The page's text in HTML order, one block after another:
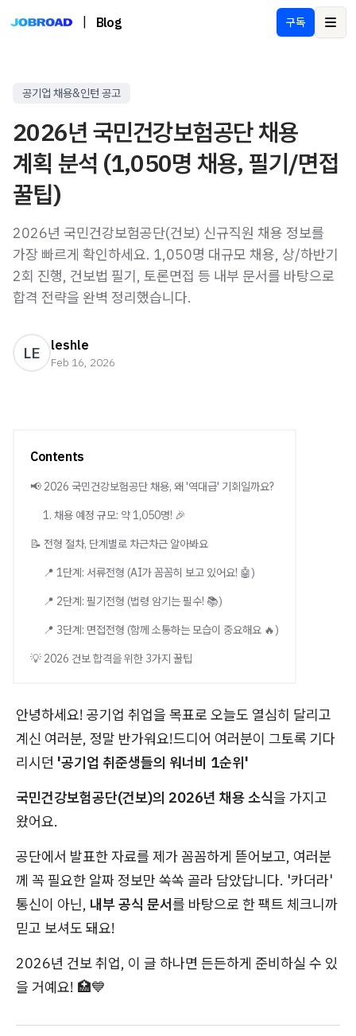
Blog 구독
공기업 채용&인턴 공고
2026년 국민건강보험공단 채용
계획 분석 (1,050명 채용, 필기/면접
꿀팁)
2026년 국민건강보험공단(건보) 신규직원 채용 정보를
가장 빠르게 확인하세요. 1,050명 대규모 채용, 상/하반기
2회 진행, 건보법 필기, 토론면접 등 내부 문서를 바탕으로
합격 전략을 완벽 정리했습니다.
LE leshle
Feb 16, 2026
Contents
📢 2026 국민건강보험공단 채용, 왜 '역대급' 기회일까요?
1. 채용 예정 규모: 약 1,050명! 🎉
📝 전형 절차, 단계별로 차근차근 알아봐요
📍 1단계: 서류전형 (AI가 꼼꼼히 보고 있어요! 🤖)
📍 2단계: 필기전형 (법령 암기는 필수! 📚)
📍 3단계: 면접전형 (함께 소통하는 모습이 중요해요 🔥)
💡 2026 건보 합격을 위한 3가지 꿀팁
안녕하세요! 공기업 취업을 목표로 오늘도 열심히 달리고
계신 여러분, 정말 반가워요!드디어 여러분이 그토록 기다
리시던 '공기업 취준생들의 워너비 1순위'
국민건강보험공단(건보)의 2026년 채용 소식을 가지고
왔어요.
공단에서 발표한 자료를 제가 꼼꼼하게 뜯어보고, 여러분
께 꼭 필요한 알짜 정보만 쏙쏙 골라 담았답니다. '카더라'
통신이 아닌, 내부 공식 문서를 바탕으로 한 팩트 체크니까
믿고 보셔도 돼요!
2026년 건보 취업, 이 글 하나면 든든하게 준비하실 수 있
을 거예요! 🏥💙